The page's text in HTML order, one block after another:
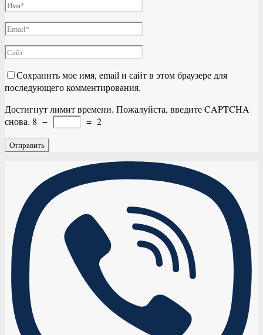
Сохранить мое имя, email и сайт в этом браузере для
последующего комментирования.
Достигнут лимит времени. Пожалуйста, введите CAPTCHA
снова. 8 − = 2